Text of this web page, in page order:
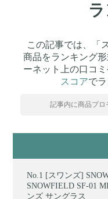
この記事では、「
商品をランキング
ーネット上の口コ
スコアで
記事内に商品プロ
[スワンズ]
SNOWFIELD SF-01
ンズ サングラス